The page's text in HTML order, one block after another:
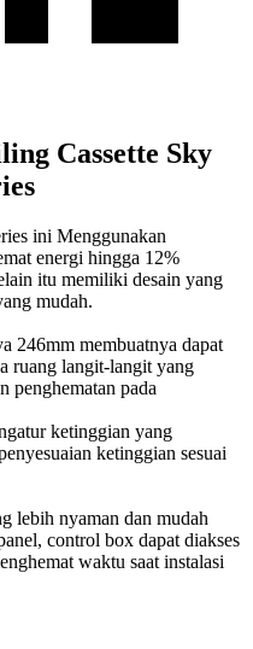
Cassette Sky
ini Menggunakan
energi hingga 12%
itu memiliki desain yang
mudah.
246mm membuatnya dapat
ruang langit-langit yang
penghematan pada
ketinggian yang
ketinggian sesuai
lebih nyaman dan mudah
control box dapat diakses
waktu saat instalasi